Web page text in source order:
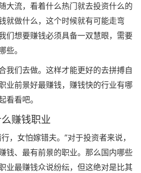
流，看着什么热门就去投资什么的
就做什么，这个时候就有可能走弯
们想要赚钱必须具备一双慧眼，需要
些。
们去做。这样才能更好的去拼搏自
业前景好最赚钱，赚钱快的行业有哪
看看吧。
赚钱职业
女怕嫁错夫。”对于投资者来说，
钱、最有前景的职业。那么国内哪些
业最赚钱众说纷纭，但这绝对是比其